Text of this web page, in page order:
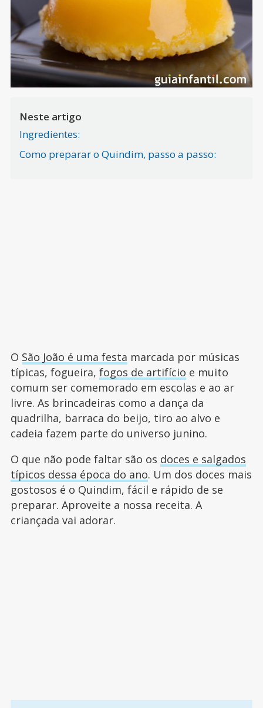
Neste artigo
Ingredientes:
Como preparar o Quindim, passo a passo:
O São João é uma festa marcada por músicas
típicas, fogueira, fogos de artifício e muito
comum ser comemorado em escolas e ao ar
livre. As brincadeiras como a dança da
quadrilha, barraca do beijo, tiro ao alvo e
cadeia fazem parte do universo junino.
O que não pode faltar são os doces e salgados
típicos dessa época do ano. Um dos doces mais
gostosos é o Quindim, fácil e rápido de se
preparar. Aproveite a nossa receita. A
criançada vai adorar.